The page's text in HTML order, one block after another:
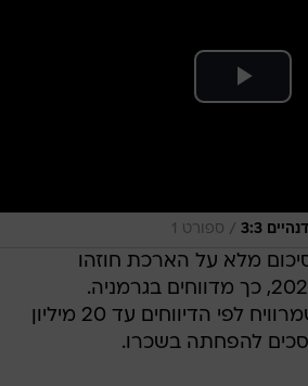
3:3
/ ספורט 1
מלא על הארכת חוזהו
בבאיירן מינכן עד 2027, כך מדווחים בגרמניה.
השוער בן ה-40, שמרוויח לפי הדיווחים עד 20 מיליון
להפחתה בשכרו.